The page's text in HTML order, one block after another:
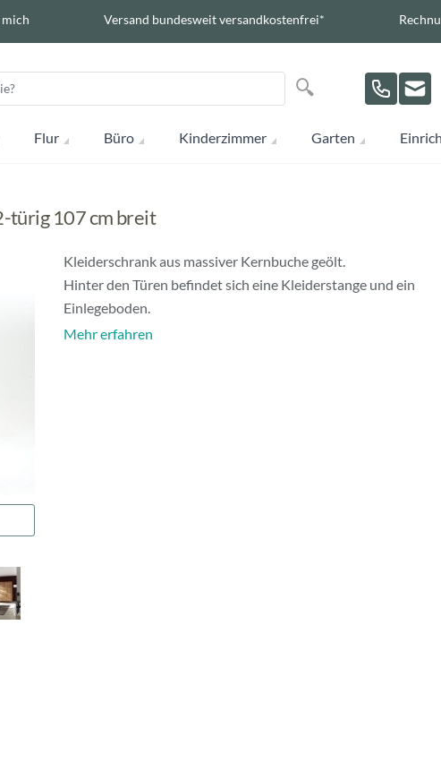
Versand bundesweit versandkostenfrei*
Suche
Suche
Flur Büro Kinderzimmer Garten
türig 107 cm breit
Kleiderschrank aus massiver Kernbuche geölt.
Hinter den Türen befindet sich eine Kleiderstange und ein
Einlegeboden.
Mehr erfahren